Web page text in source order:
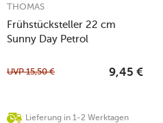
Frühstücksteller 22 cm
Sunny Day Petrol
THOMAS
Lieferung in 1-2 Werktagen
UVP15,50 € 9,45 €